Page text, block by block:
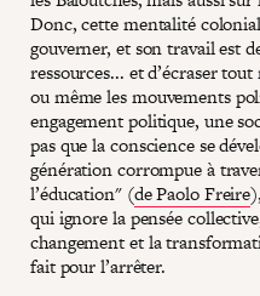
Donc, cette mentalité
gouverner, et son travail est
ressources... et d’écraser
ou même les mouvements
engagement politique, une
pas que la conscience se
génération corrompue à
l’éducation" (de Paolo Freire
qui ignore la pensée
changement et la
fait pour l’arrêter.